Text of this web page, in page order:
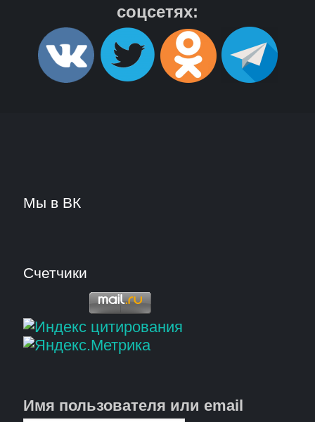
соцсетях:
Мы в ВК
Счетчики
Имя пользователя или email